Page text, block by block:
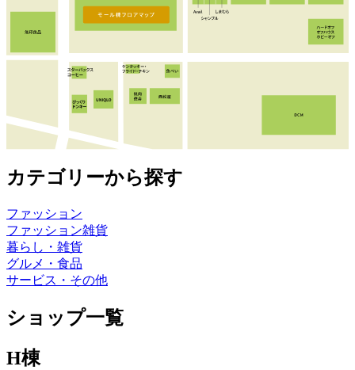
カテゴリーから探す
ファッション
ファッション雑貨
暮らし・雑貨
グルメ・食品
サービス・その他
ショップ一覧
H棟